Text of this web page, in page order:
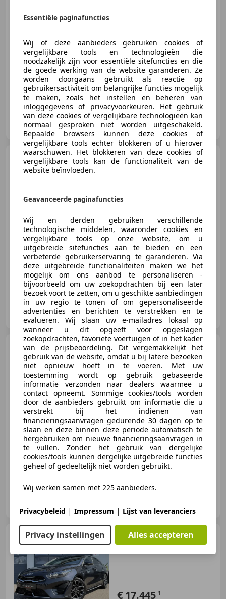
03/2018 135.099 km Benzine 81 kW (110 PK)
Hofstra Autoservice B.V.
NL-9011 WH JIRNSUM
Peugeot 2008
1.2 PureTech
Active Trekhk Full-Led Trekhk
€ 12.445
05/2020 105.646 km Benzine 96 kW (131 PK)
Hofstra Autoservice B.V.
NL-9011 WH JIRNSUM
MINI Cooper S
Paceman1.6 Knockout
Edition JCW 190PK Xenon Uniek!
€ 7.945
05/2015 196.504 km Benzine 140 kW (190 PK)
Kia ProCeed / pro_cee'd
1.0 T-GDi GT-Line Camera Trekhk
CarPlay Bomvol!
€ 17.445 1
Essentiële paginafuncties
Wij of deze aanbieders gebruiken cookies of
vergelijkbare tools en technologieën die
noodzakelijk zijn voor essentiële sitefuncties en die
de goede werking van de website garanderen. Ze
worden doorgaans gebruikt als reactie op
gebruikersactiviteit om belangrijke functies mogelijk
te maken, zoals het instellen en beheren van
inloggegevens of privacyvoorkeuren. Het gebruik
van deze cookies of vergelijkbare technologieën kan
normaal gesproken niet worden uitgeschakeld.
Bepaalde browsers kunnen deze cookies of
vergelijkbare tools echter blokkeren of u hierover
waarschuwen. Het blokkeren van deze cookies of
vergelijkbare tools kan de functionaliteit van de
website beïnvloeden.
Geavanceerde paginafuncties
Wij en derden gebruiken verschillende
technologische middelen, waaronder cookies en
vergelijkbare tools op onze website, om u
uitgebreide sitefuncties aan te bieden en een
verbeterde gebruikerservaring te garanderen. Via
deze uitgebreide functionaliteiten maken we het
mogelijk om ons aanbod te personaliseren -
bijvoorbeeld om uw zoekopdrachten bij een later
bezoek voort te zetten, om u geschikte aanbiedingen
in uw regio te tonen of om gepersonaliseerde
advertenties en berichten te verstrekken en te
evalueren. Wij slaan uw e-mailadres lokaal op
wanneer u dit opgeeft voor opgeslagen
zoekopdrachten, favoriete voertuigen of in het kader
van de prijsbeoordeling. Dit vergemakkelijkt het
gebruik van de website, omdat u bij latere bezoeken
niet opnieuw hoeft in te voeren. Met uw
toestemming wordt op gebruik gebaseerde
informatie verzonden naar dealers waarmee u
contact opneemt. Sommige cookies/tools worden
door de aanbieders gebruikt om informatie die u
verstrekt bij het indienen van
financieringsaanvragen gedurende 30 dagen op te
slaan en deze binnen deze periode automatisch te
hergebruiken om nieuwe financieringsaanvragen in
te vullen. Zonder het gebruik van dergelijke
cookies/tools kunnen dergelijke uitgebreide functies
geheel of gedeeltelijk niet worden gebruikt.
Wij werken samen met 225 aanbieders.
Privacybeleid | Impressum | Lijst van leveranciers
Privacy instellingen Alles accepteren